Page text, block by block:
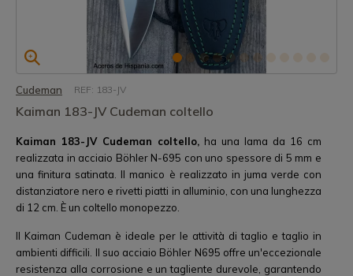
Cudeman REF: 183-JV
Kaiman 183-JV Cudeman coltello
Kaiman 183-JV Cudeman coltello, ha una lama da 16 cm
realizzata in acciaio Böhler N-695 con uno spessore di 5 mm e
una finitura satinata. Il manico è realizzato in juma verde con
distanziatore nero e rivetti piatti in alluminio, con una lunghezza
di 12 cm. È un coltello monopezzo.
Il Kaiman Cudeman è ideale per le attività di taglio e taglio in
ambienti difficili. Il suo acciaio Böhler N695 offre un'eccezionale
resistenza alla corrosione e un tagliente durevole, garantendo